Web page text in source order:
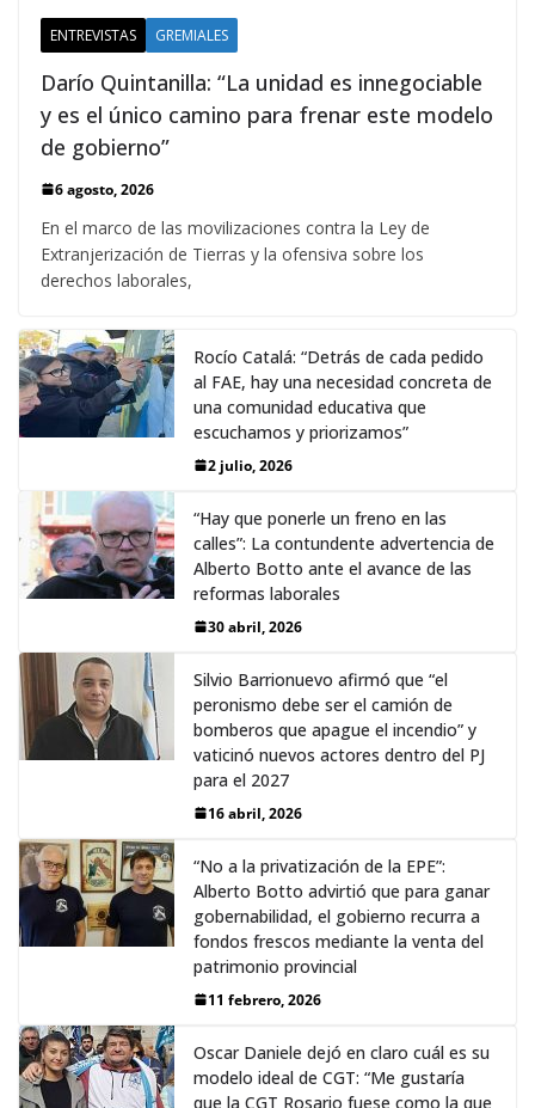
ENTREVISTAS GREMIALES
Darío Quintanilla: “La unidad es innegociable
y es el único camino para frenar este modelo
de gobierno”
6 agosto, 2026
En el marco de las movilizaciones contra la Ley de
Extranjerización de Tierras y la ofensiva sobre los
derechos laborales,
Rocío Catalá: “Detrás de cada pedido
al FAE, hay una necesidad concreta de
una comunidad educativa que
escuchamos y priorizamos”
2 julio, 2026
“Hay que ponerle un freno en las
calles”: La contundente advertencia de
Alberto Botto ante el avance de las
reformas laborales
30 abril, 2026
Silvio Barrionuevo afirmó que “el
peronismo debe ser el camión de
bomberos que apague el incendio” y
vaticinó nuevos actores dentro del PJ
para el 2027
16 abril, 2026
“No a la privatización de la EPE”:
Alberto Botto advirtió que para ganar
gobernabilidad, el gobierno recurra a
fondos frescos mediante la venta del
patrimonio provincial
11 febrero, 2026
Oscar Daniele dejó en claro cuál es su
modelo ideal de CGT: “Me gustaría
que la CGT Rosario fuese como la que